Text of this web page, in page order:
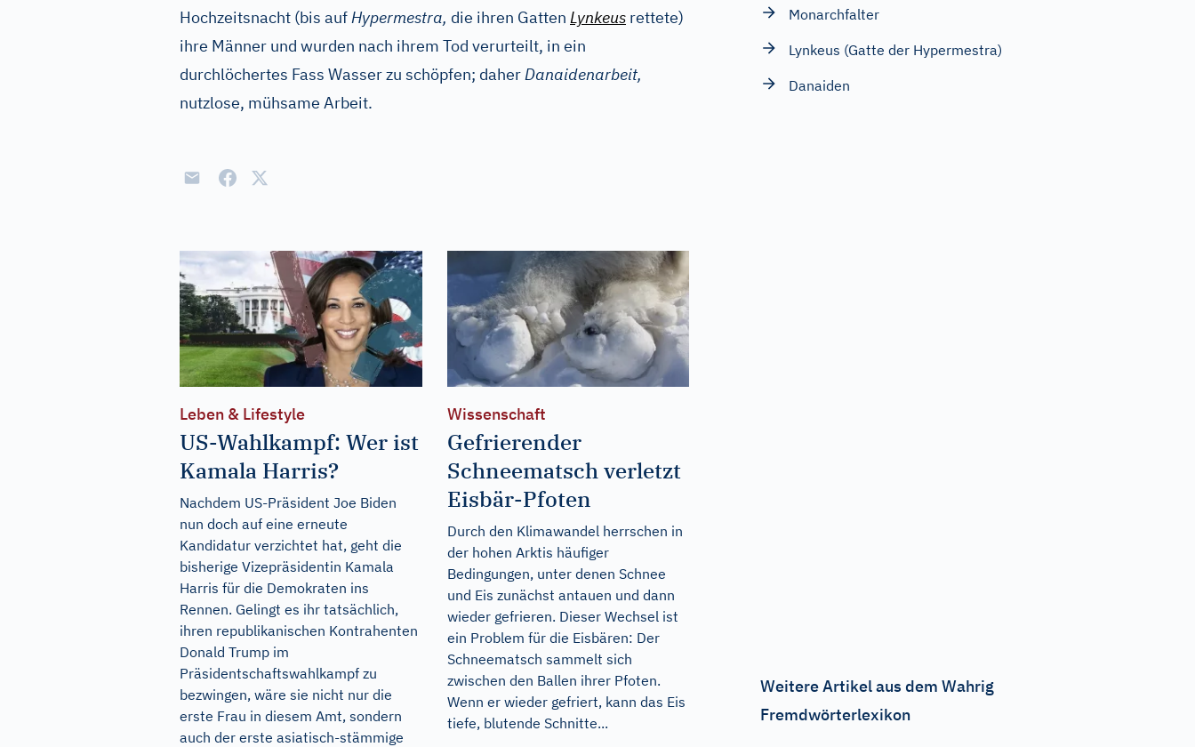
Hochzeitsnacht (bis aufHypermestra, die ihren Gatten Lynkeus rettete)
ihre Männer und wurden nach ihrem Tod verurteilt, in ein
durchlöchertes Fass Wasser zu schöpfen; daherDanaidenarbeit,
nutzlose, mühsame Arbeit.
Leben & Lifestyle
US-Wahlkampf: Wer ist
Kamala Harris?
Nachdem US-Präsident Joe Biden
nun doch auf eine erneute
Kandidatur verzichtet hat, geht die
bisherige Vizepräsidentin Kamala
Harris für die Demokraten ins
Rennen. Gelingt es ihr tatsächlich,
ihren republikanischen Kontrahenten
Donald Trump im
Präsidentschaftswahlkampf zu
bezwingen, wäre sie nicht nur die
erste Frau in diesem Amt, sondern
auch der erste asiatisch-stämmige
Wissenschaft
Gefrierender
Schneematsch verletzt
Eisbär-Pfoten
Durch den Klimawandel herrschen in
der hohen Arktis häufiger
Bedingungen, unter denen Schnee
und Eis zunächst antauen und dann
wieder gefrieren. Dieser Wechsel ist
ein Problem für die Eisbären: Der
Schneematsch sammelt sich
zwischen den Ballen ihrer Pfoten.
Wenn er wieder gefriert, kann das Eis
tiefe, blutende Schnitte...
Monarchfalter
Lynkeus (Gatte der Hypermestra)
Danaiden
Weitere Artikel aus dem Wahrig
Fremdwörterlexikon